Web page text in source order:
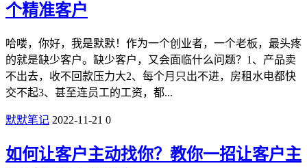
个精准客户
哈喽，你好，我是默默！作为一个创业者，一个老板，最头疼
的就是缺少客户。缺少客户，又会面临什么问题？1、产品卖
不出去，收不回款压力大2、每个月只出不进，房租水电都快
交不起3、甚至连员工的工资，都...
默默笔记 2022-11-21 0
如何让客户主动找你？教你一招让客户主